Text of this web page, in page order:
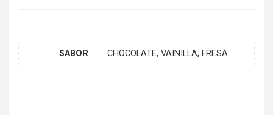
SABOR CHOCOLATE, VAINILLA, FRESA